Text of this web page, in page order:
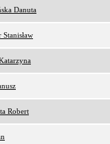
Danuta
Stanisław
Robert